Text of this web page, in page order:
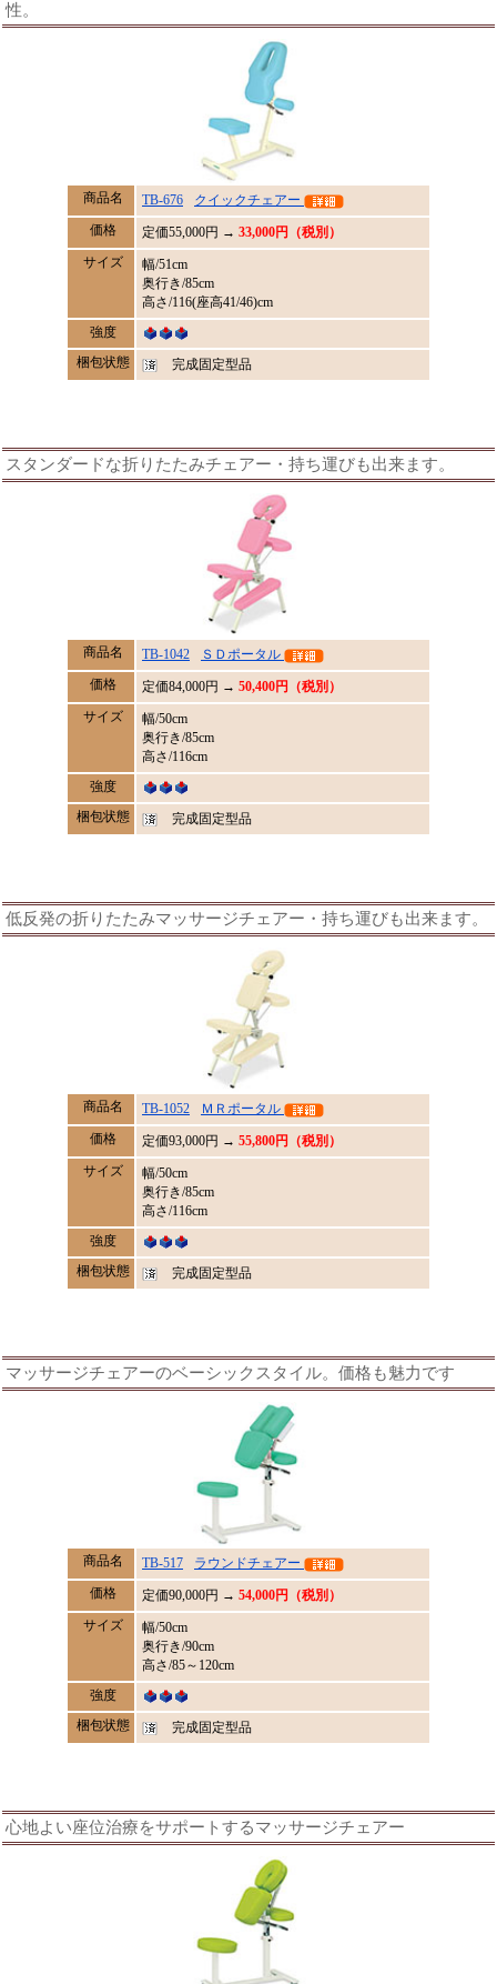
性。
商品名 TB-676
クイックチェアー
価格
定価55,000円 → 33,000円（税別）
サイズ
幅/51cm
奥行き/85cm
高さ/116(座高41/46)cm
強度
梱包状態
完成固定型品
スタンダードな折りたたみチェアー・持ち運びも出来ます。
商品名 TB-1042
ＳＤポータル
価格
定価84,000円 → 50,400円（税別）
サイズ
幅/50cm
奥行き/85cm
高さ/116cm
強度
梱包状態
完成固定型品
低反発の折りたたみマッサージチェアー・持ち運びも出来ます。
商品名 TB-1052
ＭＲポータル
価格
定価93,000円 → 55,800円（税別）
サイズ
幅/50cm
奥行き/85cm
高さ/116cm
強度
梱包状態
完成固定型品
マッサージチェアーのベーシックスタイル。価格も魅力です
商品名 TB-517
ラウンドチェアー
価格
定価90,000円 → 54,000円（税別）
サイズ
幅/50cm
奥行き/90cm
高さ/85～120cm
強度
梱包状態
完成固定型品
心地よい座位治療をサポートするマッサージチェアー